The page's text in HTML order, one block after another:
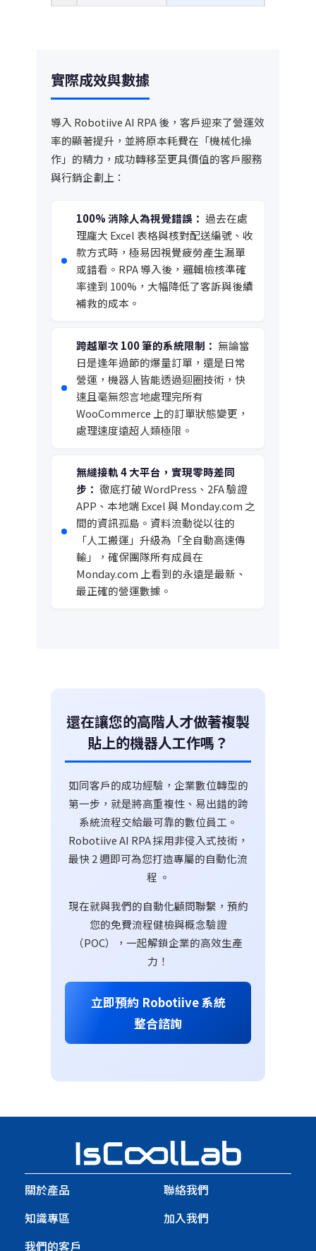
實際成效與數據
導入 Robotiive AI RPA 後，客戶迎來了營運效
率的顯著提升，並將原本耗費在「機械化操
作」的精力，成功轉移至更具價值的客戶服務
與行銷企劃上：
100% 消除人為視覺錯誤： 過去在處
理龐大 Excel 表格與核對配送編號、收
款方式時，極易因視覺疲勞產生漏單
或錯看。RPA 導入後，邏輯檢核準確
率達到 100%，大幅降低了客訴與後續
補救的成本。
跨越單次 100 筆的系統限制： 無論當
日是逢年過節的爆量訂單，還是日常
營運，機器人皆能透過迴圈技術，快
速且毫無怨言地處理完所有
WooCommerce 上的訂單狀態變更，
處理速度遠超人類極限。
無縫接軌 4 大平台，實現零時差同
步： 徹底打破 WordPress、2FA 驗證
APP、本地端 Excel 與 Monday.com 之
間的資訊孤島。資料流動從以往的
「人工搬運」升級為「全自動高速傳
輸」，確保團隊所有成員在
Monday.com 上看到的永遠是最新、
最正確的營運數據。
還在讓您的高階人才做著複製
貼上的機器人工作嗎？
如同客戶的成功經驗，企業數位轉型的
第一步，就是將高重複性、易出錯的跨
系統流程交給最可靠的數位員工。
Robotiive AI RPA 採用非侵入式技術，
最快 2 週即可為您打造專屬的自動化流
程 。
現在就與我們的自動化顧問聯繫，預約
您的免費流程健檢與概念驗證
（POC），一起解鎖企業的高效生產
力！
立即預約 Robotiive 系統
整合諮詢
關於產品
知識專區
我們的客戶
聯絡我們
加入我們